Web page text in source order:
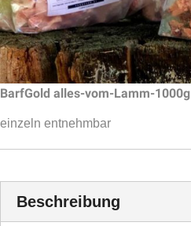
BarfGold alles-vom-Lamm-1000g
einzeln entnehmbar
Beschreibung